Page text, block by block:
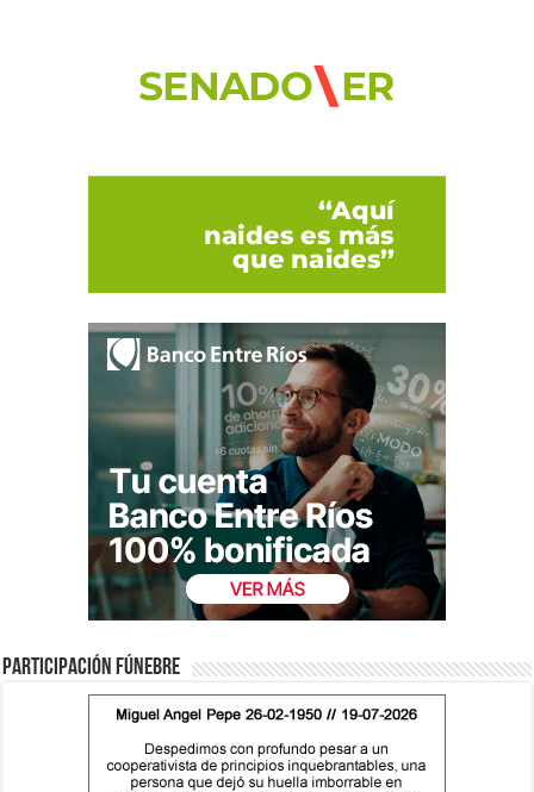
Participación fúnebre